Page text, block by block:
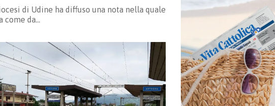
di Udine ha diffuso una nota nella quale
come da…